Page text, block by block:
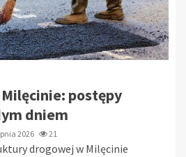
postępy
dniem
2026 21
drogowej w Milęcinie